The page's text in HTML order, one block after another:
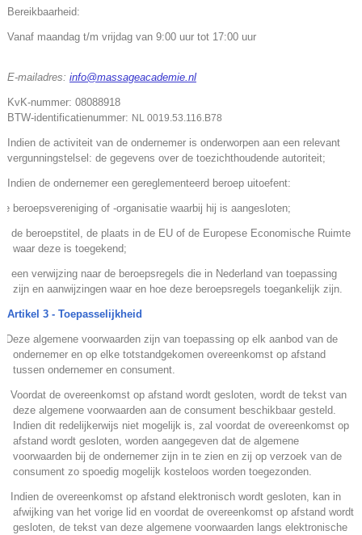
Bereikbaarheid:
Vanaf maandag t/m vrijdag van 9:00 uur tot 17:00 uur
E-mailadres: info@massageacademie.nl
KvK-nummer: 08088918
BTW-identificatienummer: NL 0019.53.116.B78
Indien de activiteit van de ondernemer is onderworpen aan een relevant
vergunningstelsel: de gegevens over de toezichthoudende autoriteit;
Indien de ondernemer een gereglementeerd beroep uitoefent:
beroepsvereniging of -organisatie waarbij hij is aangesloten;
de beroepstitel, de plaats in de EU of de Europese Economische Ruimte
waar deze is toegekend;
een verwijzing naar de beroepsregels die in Nederland van toepassing
zijn en aanwijzingen waar en hoe deze beroepsregels toegankelijk zijn.
Artikel 3 - Toepasselijkheid
Deze algemene voorwaarden zijn van toepassing op elk aanbod van de
ondernemer en op elke totstandgekomen overeenkomst op afstand
tussen ondernemer en consument.
Voordat de overeenkomst op afstand wordt gesloten, wordt de tekst van
deze algemene voorwaarden aan de consument beschikbaar gesteld.
Indien dit redelijkerwijs niet mogelijk is, zal voordat de overeenkomst op
afstand wordt gesloten, worden aangegeven dat de algemene
voorwaarden bij de ondernemer zijn in te zien en zij op verzoek van de
consument zo spoedig mogelijk kosteloos worden toegezonden.
Indien de overeenkomst op afstand elektronisch wordt gesloten, kan in
afwijking van het vorige lid en voordat de overeenkomst op afstand wordt
gesloten, de tekst van deze algemene voorwaarden langs elektronische